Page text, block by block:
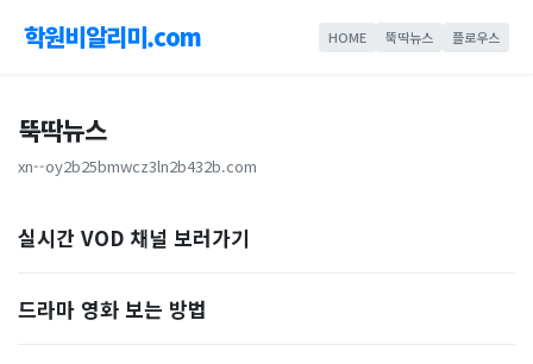
학원비알리미.com HOME 뚝딱뉴스 플로우스
뚝딱뉴스
xn--oy2b25bmwcz3ln2b432b.com
실시간 VOD 채널 보러가기
드라마 영화 보는 방법